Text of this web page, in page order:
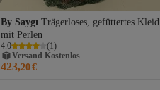
By Saygı Trägerloses, gefüttertes Kleid
mit Perlen
4.0 (1)
Versand Kostenlos
Gratis Versand
Versand Kostenlos
423,20€